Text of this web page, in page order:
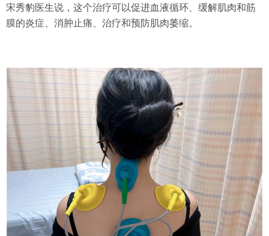
宋秀豹医生说，这个治疗可以促进血液循环、缓解肌肉和筋
膜的炎症、消肿止痛、治疗和预防肌肉萎缩。